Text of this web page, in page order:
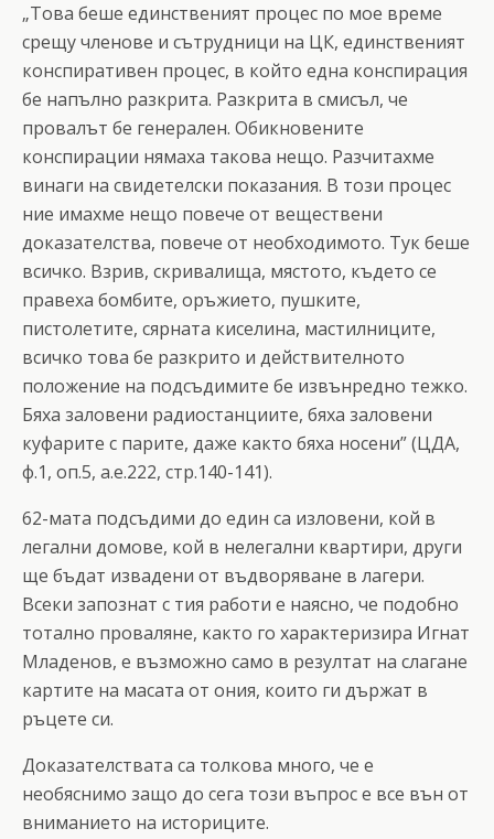
„Това беше единственият процес по мое време
срещу членове и сътрудници на ЦК, единственият
конспиративен процес, в който една конспирация
бе напълно разкрита. Разкрита в смисъл, че
провалът бе генерален. Обикновените
конспирации нямаха такова нещо. Разчитахме
винаги на свидетелски показания. В този процес
ние имахме нещо повече от веществени
доказателства, повече от необходимото. Тук беше
всичко. Взрив, скривалища, мястото, където се
правеха бомбите, оръжието, пушките,
пистолетите, сярната киселина, мастилниците,
всичко това бе разкрито и действителното
положение на подсъдимите бе извънредно тежко.
Бяха заловени радиостанциите, бяха заловени
куфарите с парите, даже както бяха носени” (ЦДА,
ф.1, оп.5, а.е.222, стр.140-141).
62-мата подсъдими до един са изловени, кой в
легални домове, кой в нелегални квартири, други
ще бъдат извадени от въдворяване в лагери.
Всеки запознат с тия работи е наясно, че подобно
тотално проваляне, както го характеризира Игнат
Младенов, е възможно само в резултат на слагане
картите на масата от ония, които ги държат в
ръцете си.
Доказателствата са толкова много, че е
необяснимо защо до сега този въпрос е все вън от
вниманието на историците.